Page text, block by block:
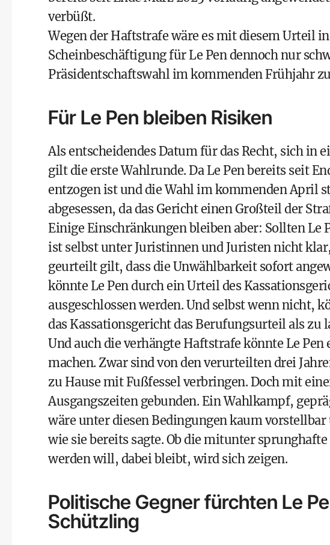
verbüßt.
Wegen der Haftstrafe wäre es mit diesem Urteil
Scheinbeschäftigung für Le Pen dennoch nur
Präsidentschaftswahl im kommenden Frühjahr
Für Le Pen bleiben Risiken
Als entscheidendes Datum für das Recht, sich in
gilt die erste Wahlrunde. Da Le Pen bereits seit
entzogen ist und die Wahl im kommenden April
abgesessen, da das Gericht einen Großteil der
Einige Einschränkungen bleiben aber: Sollten Le
ist selbst unter Juristinnen und Juristen nicht
geurteilt gilt, dass die Unwählbarkeit sofort
könnte Le Pen durch ein Urteil des
ausgeschlossen werden. Und selbst wenn nicht,
das Kassationsgericht das Berufungsurteil als zu
Und auch die verhängte Haftstrafe könnte Le
machen. Zwar sind von den verurteilten drei
zu Hause mit Fußfessel verbringen. Doch mit
Ausgangszeiten gebunden. Ein Wahlkampf,
wäre unter diesen Bedingungen kaum
wie sie bereits sagte. Ob die mitunter
werden will, dabei bleibt, wird sich zeigen.
Politische Gegner fürchten Le
Schützling